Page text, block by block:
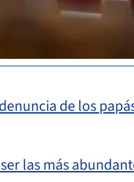
de los
las más